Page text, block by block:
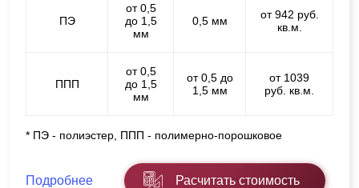
ПЭ
от 0,5
до 1,5
мм
0,5 мм
от 942 руб.
кв.м.
ППП
от 0,5
до 1,5
мм
от 0,5 до
1,5 мм
от 1039
руб. кв.м.
* ПЭ - полиэстер, ППП - полимерно-порошковое
Подробнее Расчитать стоимость